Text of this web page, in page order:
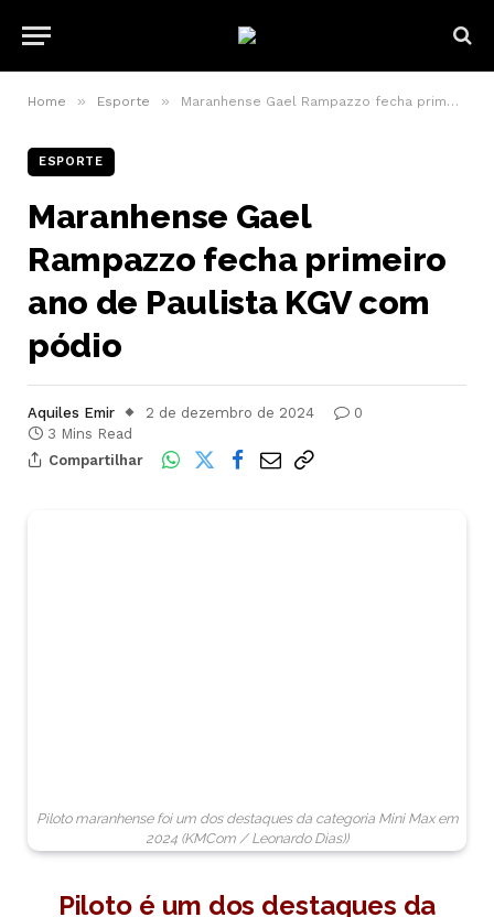
Home » Esporte » Maranhense Gael Rampazzo fecha primeiro ano de Paulista KGV com pódio
ESPORTE
Maranhense Gael
Rampazzo fecha primeiro
ano de Paulista KGV com
pódio
Aquiles Emir 2 de dezembro de 2024
0
3 Mins Read
Compartilhar
Piloto maranhense foi um dos destaques da categoria Mini Max em
2024 (KMCom / Leonardo Dias))
Piloto é um dos destaques da